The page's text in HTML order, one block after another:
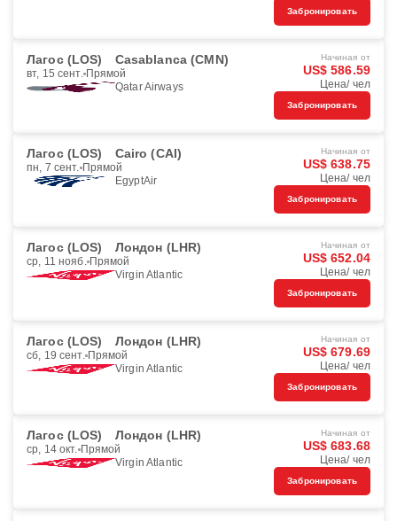
Забронировать
Лагос (LOS) Casablanca (CMN)
вт, 15 сент. Прямой
Qatar Airways
Начиная от
US$ 586.59
Цена/ чел
Забронировать
Лагос (LOS) Cairo (CAI)
пн, 7 сент. Прямой
EgyptAir
Начиная от
US$ 638.75
Цена/ чел
Забронировать
Лагос (LOS) Лондон (LHR)
ср, 11 нояб. Прямой
Virgin Atlantic
Начиная от
US$ 652.04
Цена/ чел
Забронировать
Лагос (LOS) Лондон (LHR)
сб, 19 сент. Прямой
Virgin Atlantic
Начиная от
US$ 679.69
Цена/ чел
Забронировать
Лагос (LOS) Лондон (LHR)
ср, 14 окт. Прямой
Virgin Atlantic
Начиная от
US$ 683.68
Цена/ чел
Забронировать